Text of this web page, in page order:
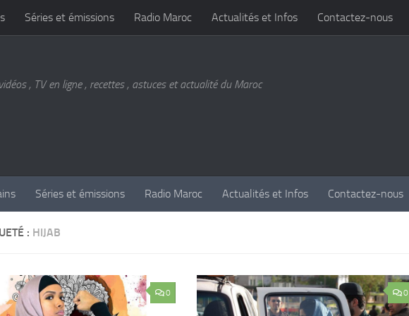
Séries et émissions Radio Maroc Actualités et Infos Contactez-nous
, TV en ligne , recettes , astuces et actualité du Maroc
Séries et émissions Radio Maroc Actualités et Infos Contactez-nous
: HIJAB
0 0